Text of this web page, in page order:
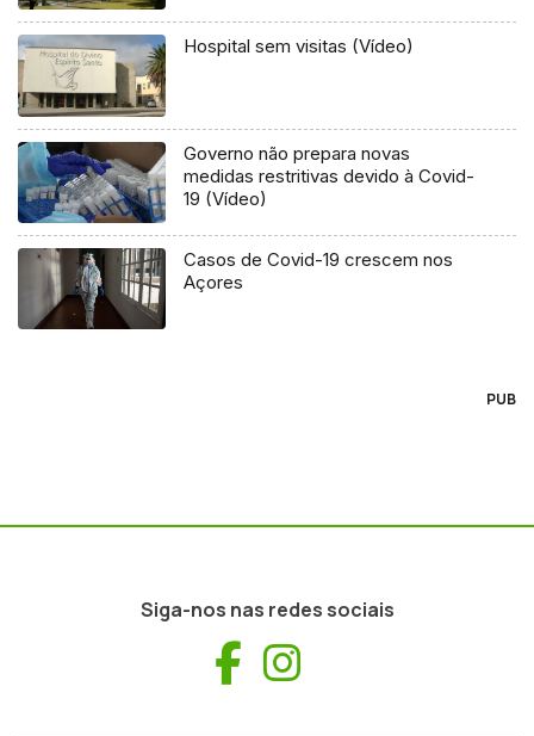
Hospital sem visitas (Vídeo)
Governo não prepara novas
medidas restritivas devido à Covid-
19 (Vídeo)
Casos de Covid-19 crescem nos
Açores
PUB
Siga-nos nas redes sociais
Facebook